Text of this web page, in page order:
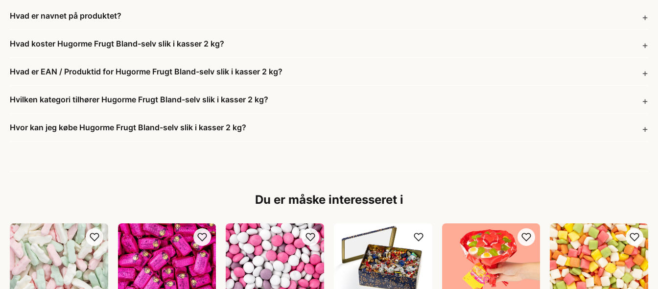
Hvad er navnet på produktet?
Hvad koster Hugorme Frugt Bland-selv slik i kasser 2 kg?
Hvad er EAN / Produktid for Hugorme Frugt Bland-selv slik i kasser 2 kg?
Hvilken kategori tilhører Hugorme Frugt Bland-selv slik i kasser 2 kg?
Hvor kan jeg købe Hugorme Frugt Bland-selv slik i kasser 2 kg?
Du er måske interesseret i